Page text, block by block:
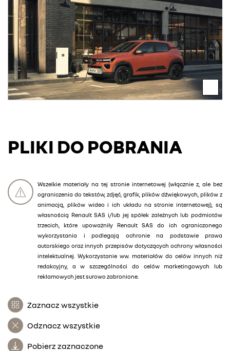
PLIKI DO POBRANIA
Wszelkie materiały na tej stronie internetowej (włącznie z, ale bez
ograniczenia do tekstów, zdjęć, grafik, plików dźwiękowych, plików z
animacją, plików wideo i ich układu na stronie internetowej), są
własnością Renault SAS i/lub jej spółek zależnych lub podmiotów
trzecich, które upoważniły Renault SAS do ich ograniczonego
wykorzystania i podlegają ochronie na podstawie prawa
autorskiego oraz innych przepisów dotyczących ochrony własności
intelektualnej. Wykorzystanie ww. materiałów do celów innych niż
redakcyjny, a w szczególności do celów marketingowych lub
reklamowych jest surowo zabronione.
Zaznacz wszystkie
Odznacz wszystkie
Pobierz zaznaczone